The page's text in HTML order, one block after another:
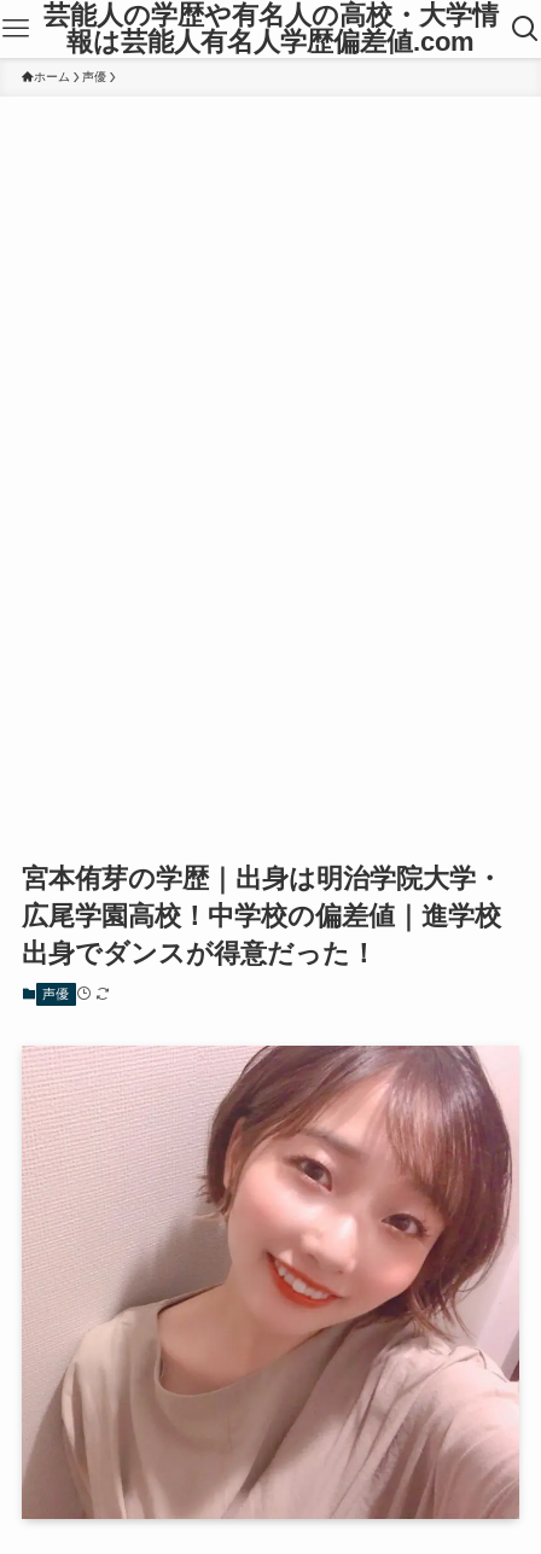
芸能人の学歴や有名人の高校・大学情
報は芸能人有名人学歴偏差値.com
ホーム 声優
宮本侑芽の学歴｜出身は明治学院大学・
広尾学園高校！中学校の偏差値｜進学校
出身でダンスが得意だった！
声優